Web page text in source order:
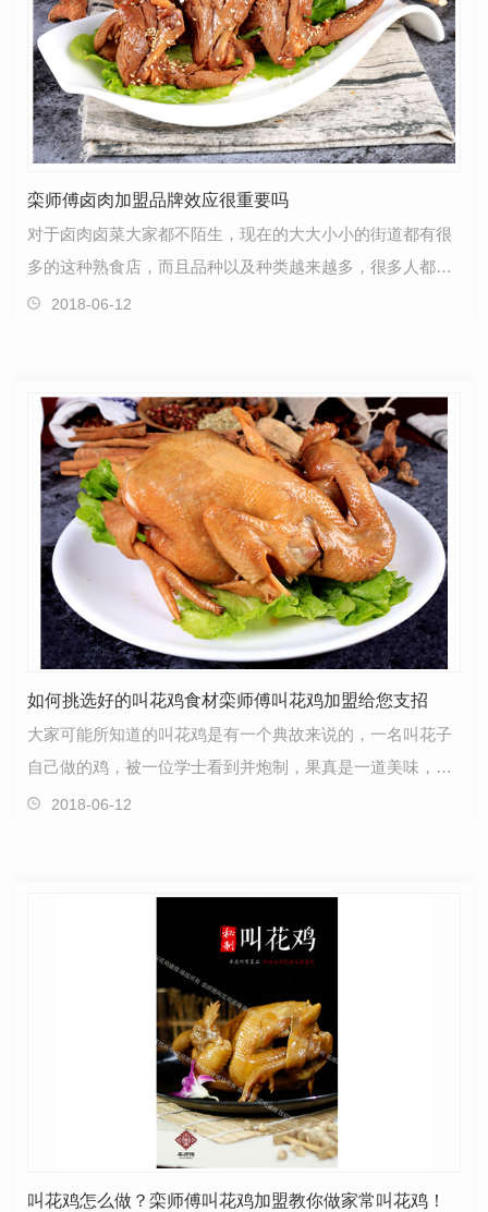
栾师傅卤肉加盟品牌效应很重要吗
对于卤肉卤菜大家都不陌生，现在的大大小小的街道都有很
多的这种熟食店，而且品种以及种类越来越多，很多人都比
较喜欢吃，多以现在从事熟食店是一个比较不错的选择…
2018-06-12
如何挑选好的叫花鸡食材栾师傅叫花鸡加盟给您支招
大家可能所知道的叫花鸡是有一个典故来说的，一名叫花子
自己做的鸡，被一位学士看到并炮制，果真是一道美味，也
因此被大家流传，关于这一点我们栾师傅叫花鸡加盟小…
2018-06-12
叫花鸡怎么做？栾师傅叫花鸡加盟教你做家常叫花鸡！